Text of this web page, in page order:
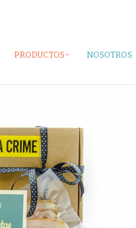
PRODUCTOS NOSOTROS